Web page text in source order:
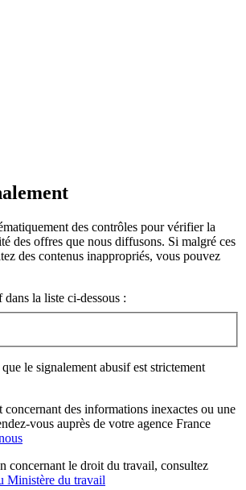
des contrôles pour vérifier la
des offres que nous diffusons. Si malgré ces
des contenus inappropriés, vous pouvez
la liste ci-dessous :
le signalement abusif est strictement
concernant des informations inexactes ou une
vous auprès de votre agence France
concernant le droit du travail, consultez
Ministère du travail